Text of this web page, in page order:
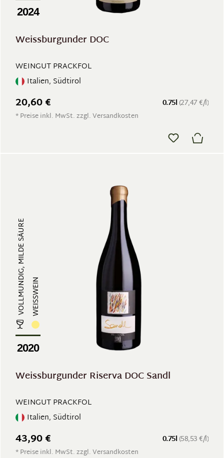
2024
Weissburgunder DOC
WEINGUT PRACKFOL
Italien, Südtirol
0.75l (27,47 €/l)
20,60 €
* Preise inkl. MwSt. zzgl. Versandkosten
VOLLMUNDIG, MILDE SÄURE WEISSWEIN
2020
Weissburgunder Riserva DOC Sandl
WEINGUT PRACKFOL
Italien, Südtirol
0.75l (58,53 €/l)
43,90 €
* Preise inkl. MwSt. zzgl. Versandkosten